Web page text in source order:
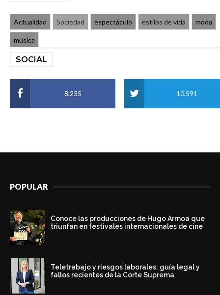
Actualidad Sociedad espectáculo estilos de vida moda
música
SOCIAL
8,235 10,591
POPULAR
Conoce las producciones de Hugo Armoa que
triunfan en festivales internacionales de cine
Teletrabajo y riesgos laborales: guía legal y
fallos recientes de la Corte Suprema